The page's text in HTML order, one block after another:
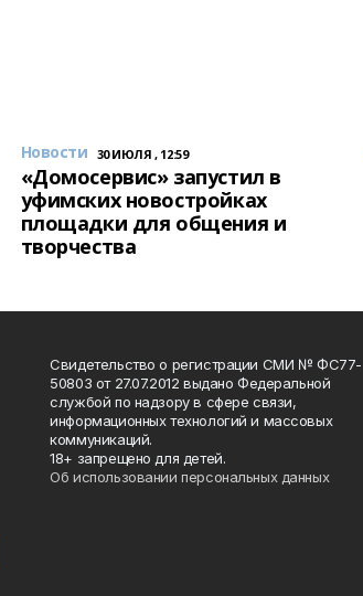
Новости 30 ИЮЛЯ , 12:59
«Домосервис» запустил в
уфимских новостройках
площадки для общения и
творчества
Свидетельство о регистрации СМИ № ФС77-
50803 от 27.07.2012 выдано Федеральной
службой по надзору в сфере связи,
информационных технологий и массовых
коммуникаций.
18+ запрещено для детей.
Об использовании персональных данных